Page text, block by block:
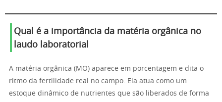
Qual é a importância da matéria orgânica no
laudo laboratorial
A matéria orgânica (MO) aparece em porcentagem e dita o
ritmo da fertilidade real no campo. Ela atua como um
estoque dinâmico de nutrientes que são liberados de forma